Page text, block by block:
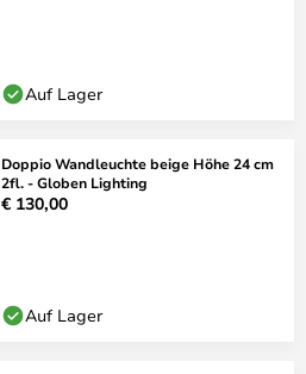
Auf Lager
Doppio Wandleuchte beige Höhe 24 cm
2fl. - Globen Lighting
€ 130,00
Auf Lager